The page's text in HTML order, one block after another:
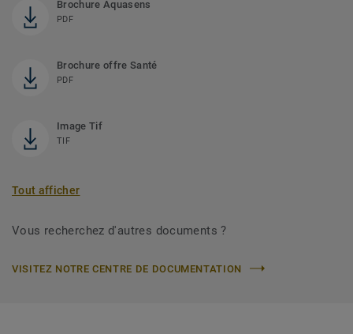
Brochure Aquasens
PDF
Brochure offre Santé
PDF
Image Tif
TIF
Tout afficher
Vous recherchez d'autres documents ?
VISITEZ NOTRE CENTRE DE DOCUMENTATION